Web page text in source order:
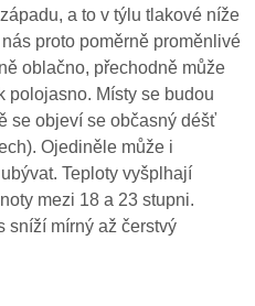
a to v týlu tlakové níže
proto poměrně proměnlivé
oblačno, přechodně může
polojasno. Místy se budou
se objeví se občasný déšť
Ojediněle může i
Teploty vyšplhají
mezi 18 a 23 stupni.
sníží mírný až čerstvý